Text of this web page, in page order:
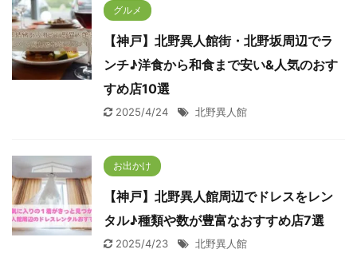
グルメ
【神戸】北野異人館街・北野坂周辺でラ
ンチ♪洋食から和食まで安い&人気のおす
すめ店10選
2025/4/24 北野異人館
お出かけ
【神戸】北野異人館周辺でドレスをレン
タル♪種類や数が豊富なおすすめ店7選
2025/4/23 北野異人館